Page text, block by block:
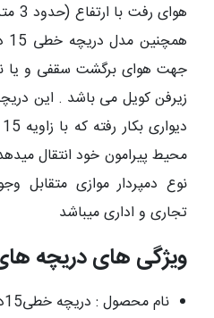
جهت هوای برگشت سقفی و یا
زیرفن کویل می باشد . این
محیط پیرامون خود انتقال
نوع دمپردار موازی متقابل
تجاری و اداری میباشد
ویژگی های دریچه های
نام محصول : دریچه خطی15درجه